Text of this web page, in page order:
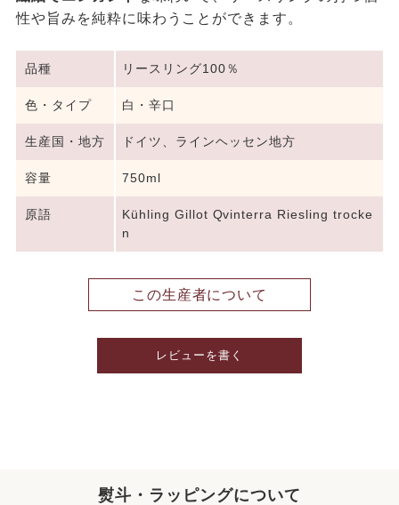
性や旨みを純粋に味わうことができます。
品種 リースリング100％
色・タイプ 白・辛口
生産国・地方 ドイツ、ラインヘッセン地方
容量 750ml
原語
Kühling Gillot Qvinterra Riesling trocke
n
この生産者について
レビューを書く
熨斗・ラッピングについて